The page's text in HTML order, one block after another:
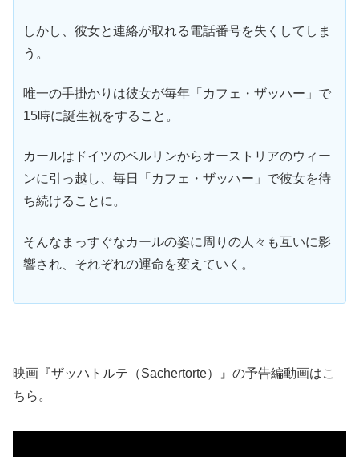
しかし、彼女と連絡が取れる電話番号を失くしてしま
う。
唯一の手掛かりは彼女が毎年「カフェ・ザッハー」で
15時に誕生祝をすること。
カールはドイツのベルリンからオーストリアのウィー
ンに引っ越し、毎日「カフェ・ザッハー」で彼女を待
ち続けることに。
そんなまっすぐなカールの姿に周りの人々も互いに影
響され、それぞれの運命を変えていく。
映画『ザッハトルテ（Sachertorte）』の予告編動画はこ
ちら。